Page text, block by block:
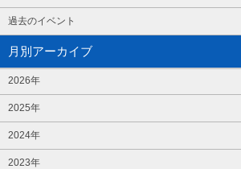
過去のイベント
月別アーカイブ
2026年
2025年
2024年
2023年